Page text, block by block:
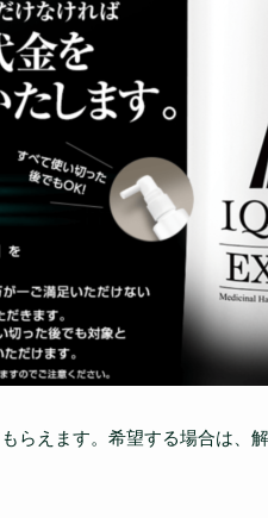
もらえます。希望する場合は、